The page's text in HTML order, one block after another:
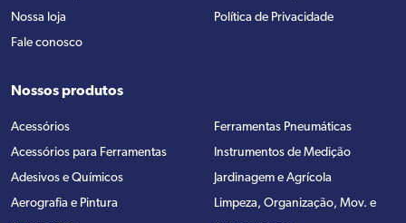
Nossa loja
Fale conosco
Política de Privacidade
Nossos produtos
Acessórios
Acessórios para Ferramentas
Adesivos e Químicos
Aerografia e Pintura
Ferramentas Pneumáticas
Instrumentos de Medição
Jardinagem e Agrícola
Limpeza, Organização, Mov. e